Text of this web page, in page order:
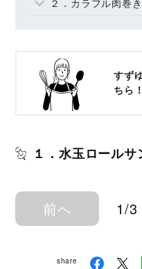
すず
ちら！
１．水玉ロールサ
前へ 1/3
share